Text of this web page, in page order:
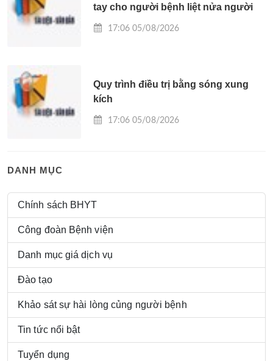
tay cho người bệnh liệt nửa người
17:06 05/08/2026
Quy trình điều trị bằng sóng xung
kích
17:06 05/08/2026
DANH MỤC
Chính sách BHYT
Công đoàn Bệnh viện
Danh mục giá dịch vụ
Đào tạo
Khảo sát sự hài lòng củng người bệnh
Tin tức nổi bật
Tuyển dụng